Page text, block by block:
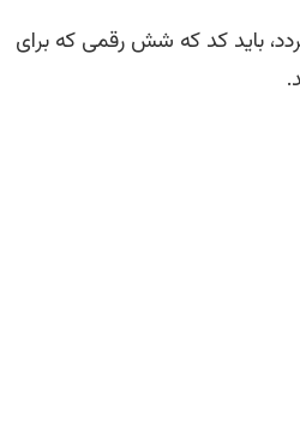
باید کد که شش رقمی که برای